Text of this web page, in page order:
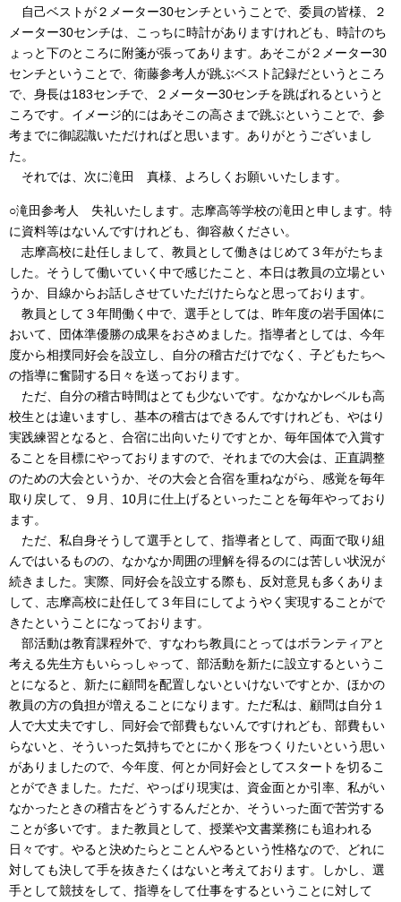
自己ベストが２メーター30センチということで、委員の皆様、２
メーター30センチは、こっちに時計がありますけれども、時計のち
ょっと下のところに附箋が張ってあります。あそこが２メーター30
センチということで、衛藤参考人が跳ぶベスト記録だというところ
で、身長は183センチで、２メーター30センチを跳ばれるというと
ころです。イメージ的にはあそこの高さまで跳ぶということで、参
考までに御認識いただければと思います。ありがとうございまし
た。
それでは、次に滝田 真様、よろしくお願いいたします。
○滝田参考人 失礼いたします。志摩高等学校の滝田と申します。特
に資料等はないんですけれども、御容赦ください。
志摩高校に赴任しまして、教員として働きはじめて３年がたちま
した。そうして働いていく中で感じたこと、本日は教員の立場とい
うか、目線からお話しさせていただけたらなと思っております。
教員として３年間働く中で、選手としては、昨年度の岩手国体に
おいて、団体準優勝の成果をおさめました。指導者としては、今年
度から相撲同好会を設立し、自分の稽古だけでなく、子どもたちへ
の指導に奮闘する日々を送っております。
ただ、自分の稽古時間はとても少ないです。なかなかレベルも高
校生とは違いますし、基本の稽古はできるんですけれども、やはり
実践練習となると、合宿に出向いたりですとか、毎年国体で入賞す
ることを目標にやっておりますので、それまでの大会は、正直調整
のための大会というか、その大会と合宿を重ねながら、感覚を毎年
取り戻して、９月、10月に仕上げるといったことを毎年やっており
ます。
ただ、私自身そうして選手として、指導者として、両面で取り組
んではいるものの、なかなか周囲の理解を得るのには苦しい状況が
続きました。実際、同好会を設立する際も、反対意見も多くありま
して、志摩高校に赴任して３年目にしてようやく実現することがで
きたということになっております。
部活動は教育課程外で、すなわち教員にとってはボランティアと
考える先生方もいらっしゃって、部活動を新たに設立するというこ
とになると、新たに顧問を配置しないといけないですとか、ほかの
教員の方の負担が増えることになります。ただ私は、顧問は自分１
人で大丈夫ですし、同好会で部費もないんですけれども、部費もい
らないと、そういった気持ちでとにかく形をつくりたいという思い
がありましたので、今年度、何とか同好会としてスタートを切るこ
とができました。ただ、やっぱり現実は、資金面とか引率、私がい
なかったときの稽古をどうするんだとか、そういった面で苦労する
ことが多いです。また教員として、授業や文書業務にも追われる
日々です。やると決めたらとことんやるという性格なので、どれに
対しても決して手を抜きたくはないと考えております。しかし、選
手として競技をして、指導をして仕事をするということに対して